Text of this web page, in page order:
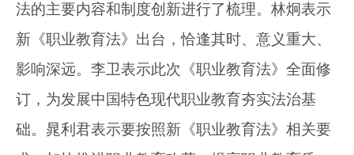
法的主要内容和制度创新进行了梳理。林炯表示
新《职业教育法》出台，恰逢其时、意义重大、
影响深远。李卫表示此次《职业教育法》全面修
订，为发展中国特色现代职业教育夯实法治基
础。晁利君表示要按照新《职业教育法》相关要